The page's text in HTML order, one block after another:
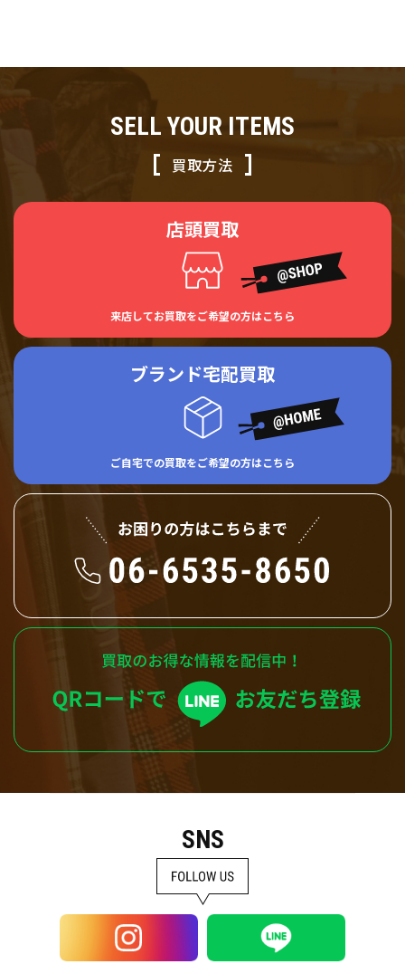
SELL YOUR ITEMS
買取方法
店頭買取
来店してお買取をご希望の方はこちら
ブランド宅配買取
ご自宅での買取をご希望の方はこちら
SNS